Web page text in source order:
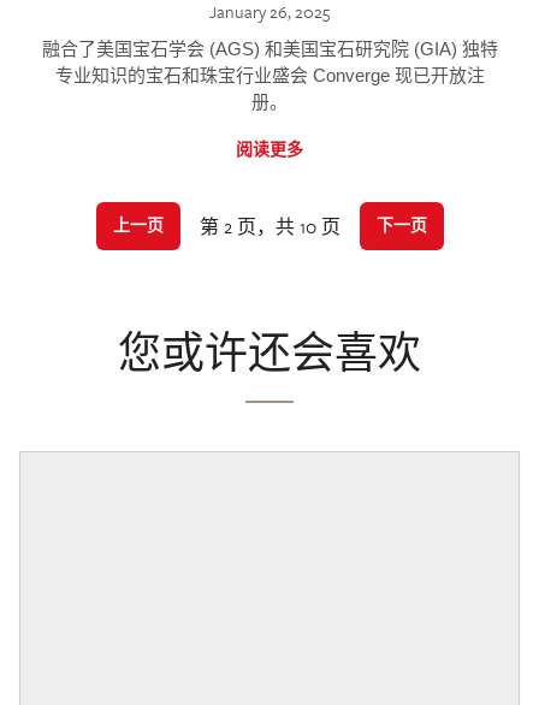
January 26, 2025
融合了美国宝石学会 (AGS) 和美国宝石研究院 (GIA) 独特
专业知识的宝石和珠宝行业盛会 Converge 现已开放注
册。
阅读更多
上一页 第 2 页，共 10 页 下一页
您或许还会喜欢